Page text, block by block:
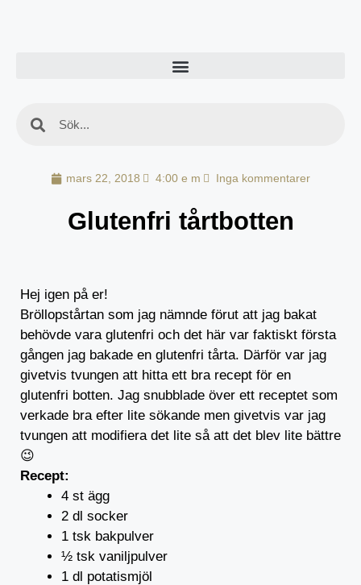
mars 22, 2018 4:00 e m Inga kommentarer
Glutenfri tårtbotten
Hej igen på er!
Bröllopstårtan som jag nämnde förut att jag bakat
behövde vara glutenfri och det här var faktiskt första
gången jag bakade en glutenfri tårta. Därför var jag
givetvis tvungen att hitta ett bra recept för en
glutenfri botten. Jag snubblade över ett receptet som
verkade bra efter lite sökande men givetvis var jag
tvungen att modifiera det lite så att det blev lite bättre
😉
Recept:
4 st ägg
2 dl socker
1 tsk bakpulver
½ tsk vaniljpulver
1 dl potatismjöl